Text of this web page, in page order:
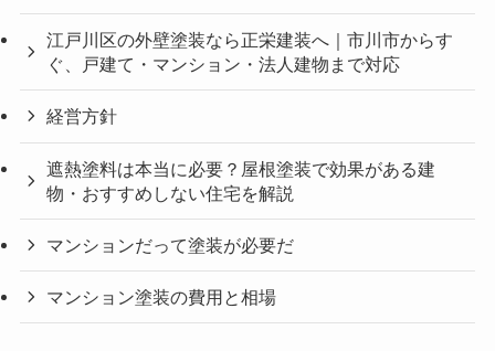
江戸川区の外壁塗装なら正栄建装へ｜市川市からす
ぐ、戸建て・マンション・法人建物まで対応
経営方針
遮熱塗料は本当に必要？屋根塗装で効果がある建
物・おすすめしない住宅を解説
マンションだって塗装が必要だ
マンション塗装の費用と相場